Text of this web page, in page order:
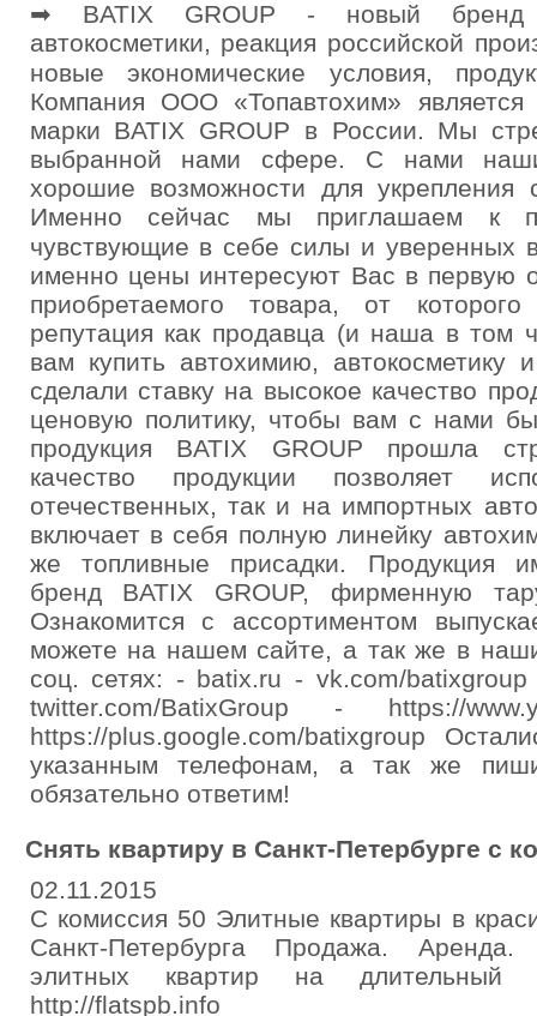
➡ BATIX GROUP - новый бренд
автокосметики, реакция российской
новые экономические условия,
Компания ООО «Топавтохим» является
марки BATIX GROUP в России. Мы
выбранной нами сфере. С нами
хорошие возможности для укрепления
Именно сейчас мы приглашаем к
чувствующие в себе силы и уверенных
именно цены интересуют Вас в первую
приобретаемого товара, от
репутация как продавца (и наша в том
вам купить автохимию, автокосметику
сделали ставку на высокое качество
ценовую политику, чтобы вам с нами
продукция BATIX GROUP прошла
качество продукции позволяет
отечественных, так и на импортных
включает в себя полную линейку
же топливные присадки. Продукция
бренд BATIX GROUP, фирменную
Ознакомится с ассортиментом
можете на нашем сайте, а так же в
соц. сетях: - batix.ru - vk.com/
twitter.com/BatixGroup - https://
https://plus.google.com/batixgroup
указанным телефонам, а так же
обязательно ответим!
Снять квартиру в Санкт-Петербурге с
02.11.2015
С комиссия 50 Элитные квартиры в
Санкт-Петербурга Продажа.
элитных квартир на длительный
http://flatspb.info